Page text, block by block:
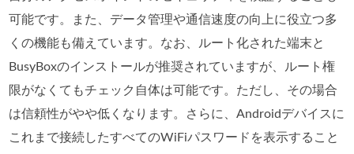
可能です。また、データ管理や通信速度の向上に役立つ多
くの機能も備えています。なお、ルート化された端末と
BusyBoxのインストールが推奨されていますが、ルート権
限がなくてもチェック自体は可能です。ただし、その場合
は信頼性がやや低くなります。さらに、Androidデバイスに
これまで接続したすべてのWiFiパスワードを表示すること